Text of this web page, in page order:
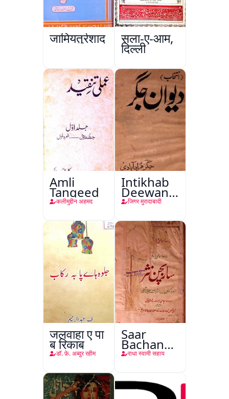
जामियतुर्रशाद सला-ए-आम,
दिल्ली
Amli
Tanqeed
कलीमुद्दीन अहमद
Intikhab
Deewan-
e-Jigar
जिगर मुरादाबादी
जलवाहा ए पा
ब रिकाब
डाॅ. फ़े. अब्दुर रहीम
Saar
Bachan
Nasr
राधा स्वामी सहाय